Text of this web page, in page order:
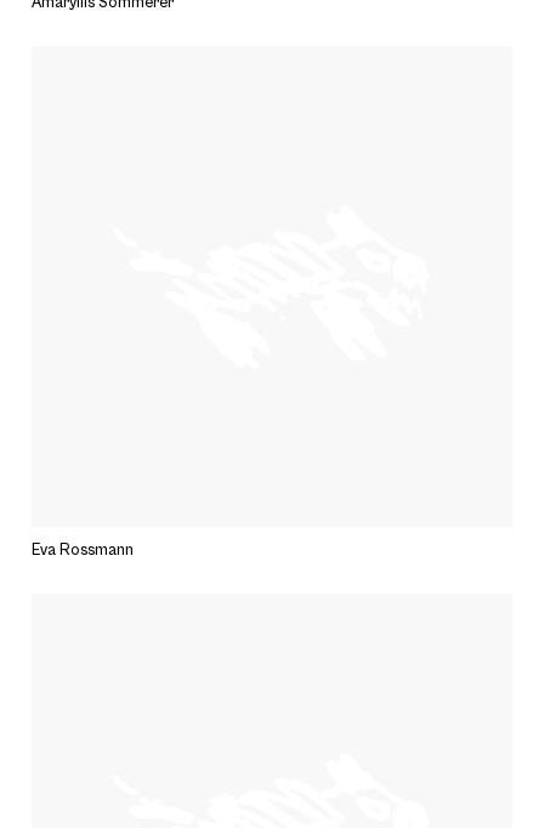
Eva Rossmann